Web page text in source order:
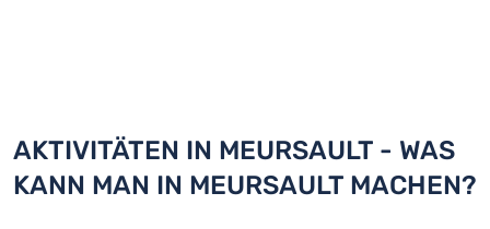
AKTIVITÄTEN IN MEURSAULT - WAS
KANN MAN IN MEURSAULT MACHEN?